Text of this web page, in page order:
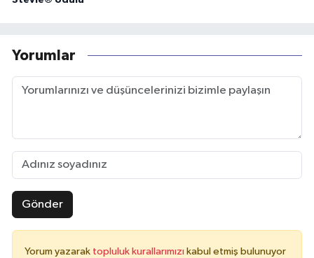
Yorumlar
Gönder
Yorum yazarak topluluk kurallarımızı kabul etmiş bulunuyor